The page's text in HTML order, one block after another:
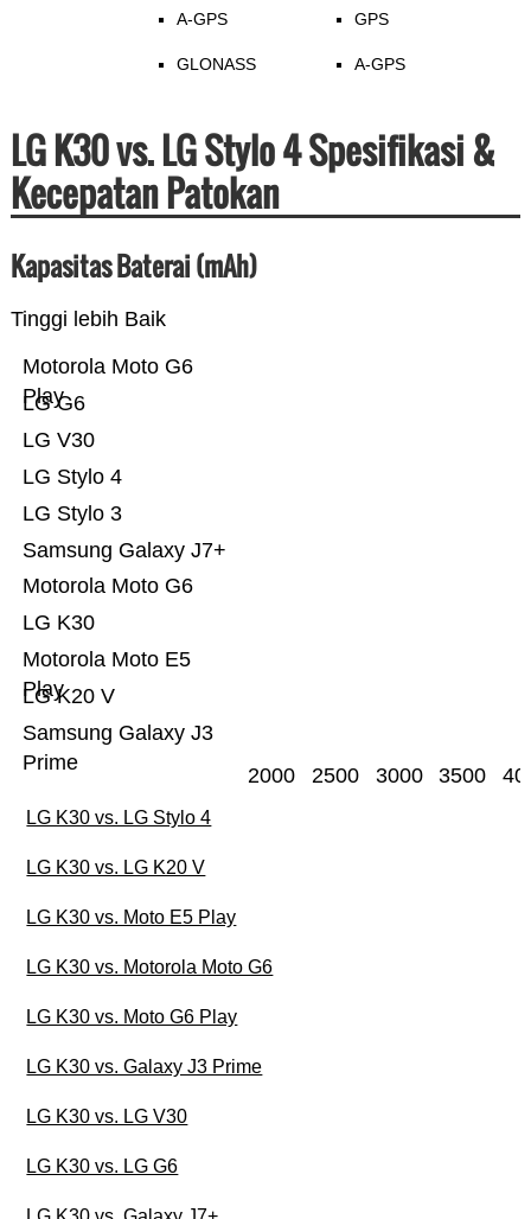
A-GPS
GLONASS
GPS
A-GPS
LG K30 vs. LG Stylo 4 Spesifikasi &
Kecepatan Patokan
Kapasitas Baterai (mAh)
Tinggi lebih Baik
Samsung Galaxy J3
Prime
LG K20 V
Motorola Moto E5
Play
LG K30
Motorola Moto G6
Samsung Galaxy J7+
LG Stylo 3
LG Stylo 4
LG V30
LG G6
Motorola Moto G6
Play
2000 2500 3000 3500
LG K30 vs. LG Stylo 4
LG K30 vs. LG K20 V
LG K30 vs. Moto E5 Play
LG K30 vs. Motorola Moto G6
LG K30 vs. Moto G6 Play
LG K30 vs. Galaxy J3 Prime
LG K30 vs. LG V30
LG K30 vs. LG G6